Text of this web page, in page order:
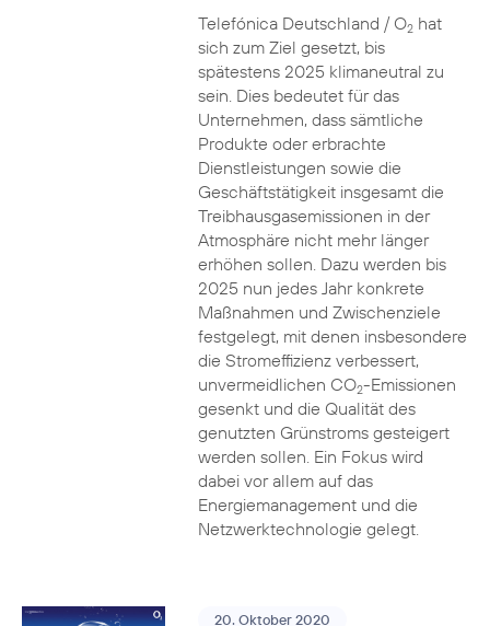
Telefónica Deutschland / O2hat
sich zum Ziel gesetzt, bis
spätestens 2025 klimaneutral zu
sein. Dies bedeutet für das
Unternehmen, dass sämtliche
Produkte oder erbrachte
Dienstleistungen sowie die
Geschäftstätigkeit insgesamt die
Treibhausgasemissionen in der
Atmosphäre nicht mehr länger
erhöhen sollen. Dazu werden bis
2025 nun jedes Jahr konkrete
Maßnahmen und Zwischenziele
festgelegt, mit denen insbesondere
die Stromeffizienz verbessert,
unvermeidlichen CO2-Emissionen
gesenkt und die Qualität des
genutzten Grünstroms gesteigert
werden sollen. Ein Fokus wird
dabei vor allem auf das
Energiemanagement und die
Netzwerktechnologie gelegt.
20. Oktober 2020